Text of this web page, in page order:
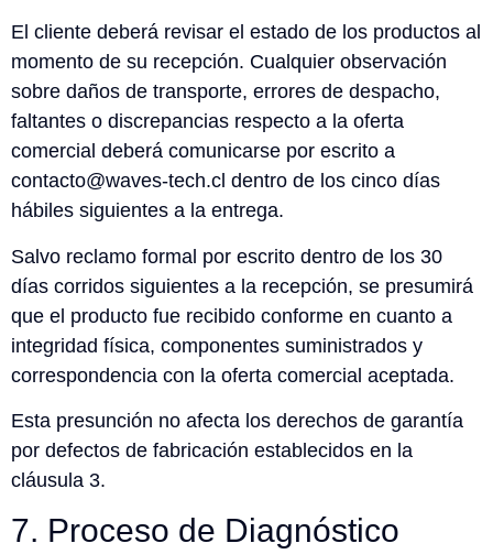
El cliente deberá revisar el estado de los productos al
momento de su recepción. Cualquier observación
sobre daños de transporte, errores de despacho,
faltantes o discrepancias respecto a la oferta
comercial deberá comunicarse por escrito a
contacto@waves-tech.cl dentro de los cinco días
hábiles siguientes a la entrega.
Salvo reclamo formal por escrito dentro de los 30
días corridos siguientes a la recepción, se presumirá
que el producto fue recibido conforme en cuanto a
integridad física, componentes suministrados y
correspondencia con la oferta comercial aceptada.
Esta presunción no afecta los derechos de garantía
por defectos de fabricación establecidos en la
cláusula 3.
7. Proceso de Diagnóstico